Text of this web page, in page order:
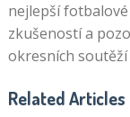
nejlepší
zkušeností a
okresních
Related Articles